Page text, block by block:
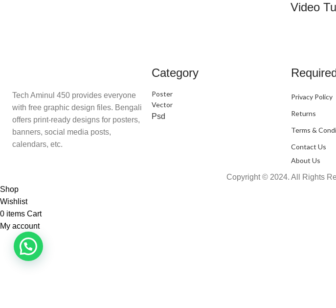
Video
Tech Aminul 450 provides everyone
with free graphic design files. Bengali
offers print-ready designs for posters,
banners, social media posts,
calendars, etc.
Category
Poster
Vector
Psd
Privacy Policy
Returns
Terms &
Contact Us
About Us
Copyright © 2024. All Rights
Shop
Wishlist
0 items Cart
My account